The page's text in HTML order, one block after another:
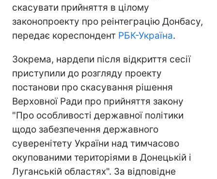
скасувати прийняття в цілому
законопроекту про реінтеграцію Донбасу,
передає кореспондент РБК-Україна.
Зокрема, нардепи після відкриття сесії
приступили до розгляду проекту
постанови про скасування рішення
Верховної Ради про прийняття закону
"Про особливості державної політики
щодо забезпечення державного
суверенітету України над тимчасово
окупованими територіями в Донецькій і
Луганській областях". За відповідне